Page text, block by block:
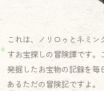
これは、ノリロゥとネミン
すお宝探しの冒険譚です。
発掘したお宝物の記録を毎
あるただの冒険記ですよ。